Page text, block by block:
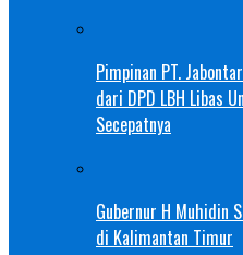
Pimpinan PT.
dari DPD LBH Libas
Secepatnya
Gubernur H Muhidin
di Kalimantan Timur